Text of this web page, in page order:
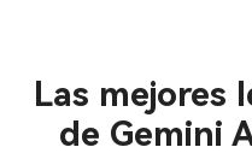
Las mejores
de Gemini